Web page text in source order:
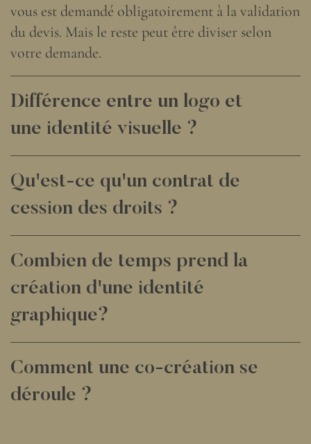
vous est demandé obligatoirement à la validation
du devis. Mais le reste peut être diviser selon
votre demande.
Différence entre un logo et
une identité visuelle ?
Qu'est-ce qu'un contrat de
cession des droits ?
Combien de temps prend la
création d'une identité
graphique?
Comment une co-création se
déroule ?